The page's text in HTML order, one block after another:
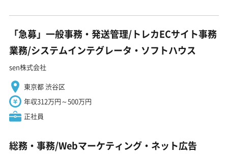
「急募」一般事務・発送管理/トレカECサイト事務
業務/システムインテグレータ・ソフトハウス
sen株式会社
東京都 渋谷区
年収312万円～500万円
正社員
総務・事務/Webマーケティング・ネット広告